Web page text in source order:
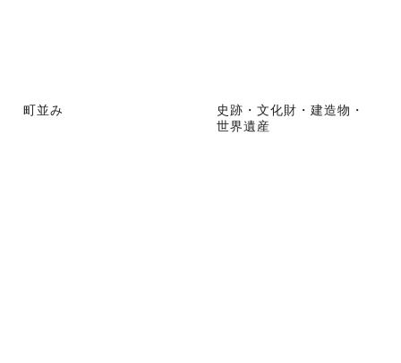
町並み
史跡・文化財・建造物・
世界遺産